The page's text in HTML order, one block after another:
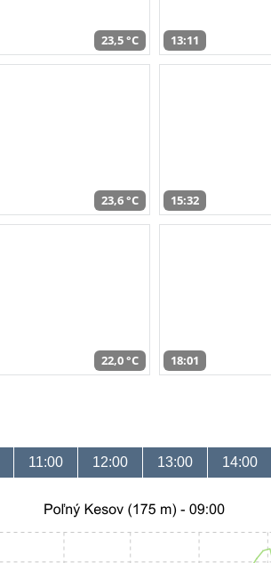
23,5 °C 13:11
23,6 °C 15:32
22,0 °C 18:01
11:00 12:00 13:00 14:00